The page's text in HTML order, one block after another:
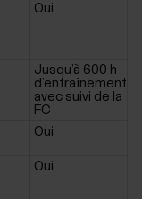
Oui
Jusqu’à 600 h
d’entraînement
avec suivi de la
FC
Oui
Oui